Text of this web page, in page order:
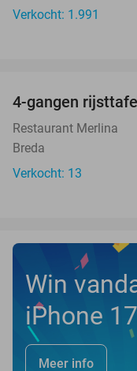
Verkocht: 1.991
NEW
TODAY
4-gangen
Restaurant Merlina
Breda
Verkocht: 13
Win
iPhone
Meer info